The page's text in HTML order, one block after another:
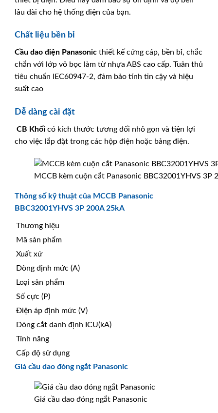
lâu dài cho hệ thống điện của bạn.
Chất liệu bền bỉ
Cầu dao điện Panasonic thiết kế cứng cáp, bền bỉ, chắc
chắn với lớp vỏ bọc làm từ nhựa ABS cao cấp. Tuân thủ
tiêu chuẩn IEC60947-2, đảm bảo tính tin cậy và hiệu
suất cao
Dễ dàng cài đặt
CB Khối có kích thước tương đối nhỏ gọn và tiện lợi
cho việc lắp đặt trong các hộp điện hoặc bảng điện.
MCCB kèm cuộn cắt Panasonic BBC32001YHVS 3P
Thông số kỹ thuật của MCCB Panasonic
BBC32001YHVS 3P 200A 25kA
Thương hiệu
Mã sản phẩm
Xuất xứ
Dòng định mức (A)
Loại sản phẩm
Số cực (P)
Điện áp định mức (V)
Dòng cắt danh định ICU(kA)
Tính năng
Cấp độ sử dụng
Giá cầu dao đóng ngắt Panasonic
Giá cầu dao đóng ngắt Panasonic